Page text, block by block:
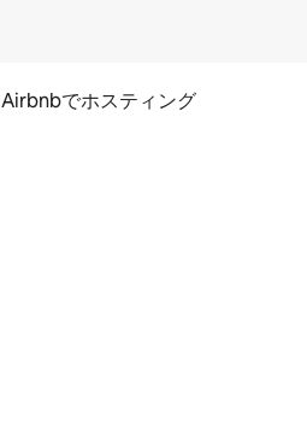
Airbnbでホスティング